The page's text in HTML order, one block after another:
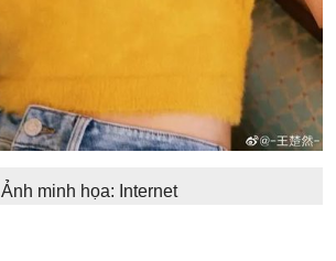
Ảnh minh họa: Internet